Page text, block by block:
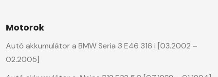
Motorok
Autó akkumulátor a BMW Seria 3 E46 316 i [03.2002 –
02.2005]